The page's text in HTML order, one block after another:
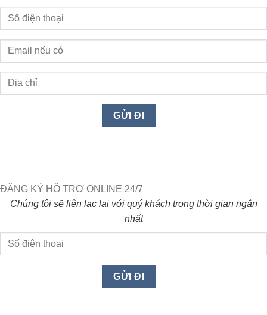
ĐĂNG KÝ HỖ TRỢ ONLINE 24/7
Chúng tôi sẽ liên lạc lại với quý khách trong thời gian ngắn
nhất